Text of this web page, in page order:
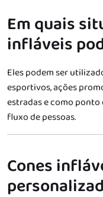
Em quais
infláveis
Eles podem ser
esportivos, ações
estradas e como
fluxo de pessoas.
Cones